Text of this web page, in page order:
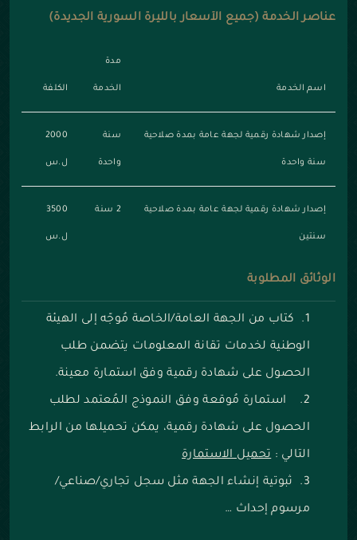
عناصر الخدمة (جميع الأسعار بالليرة السورية الجديدة)
اسم الخدمة
مدة
الخدمة الكلفة
إصدار شهادة رقمية لجهة عامة بمدة صلاحية
سنة واحدة
سنة
واحدة
2000
ل.س
إصدار شهادة رقمية لجهة عامة بمدة صلاحية
سنتين
2 سنة 3500
ل.س
الوثائق المطلوبة
كتاب من الجهة العامة/الخاصة مُوجّه إلى الهيئة
الوطنية لخدمات تقانة المعلومات يتضمن طلب
الحصول على شهادة رقمية وفق استمارة معينة.
استمارة مُوقعة وفق النموذج المُعتمد لطلب
الحصول على شهادة رقمية، يمكن تحميلها من الرابط
التالي :تحميل الاستمارة
ثبوتية إنشاء الجهة مثل سجل تجاري/صناعي/
مرسوم إحداث …